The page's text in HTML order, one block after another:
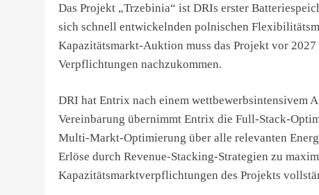
Das Projekt „Trzebinia“ ist DRIs erster
sich schnell entwickelnden polnischen
Kapazitätsmarkt-Auktion muss das Projekt vor
Verpflichtungen nachzukommen.
DRI hat Entrix nach einem wettbewerbsintensivem
Vereinbarung übernimmt Entrix die Full-Stack-
Multi-Markt-Optimierung über alle relevanten
Erlöse durch Revenue-Stacking-Strategien zu
Kapazitätsmarktverpflichtungen des Projekts